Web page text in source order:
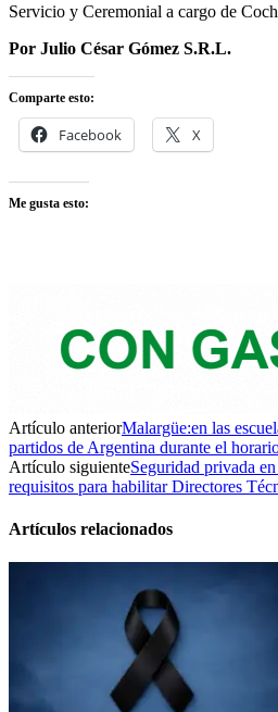
Servicio y Ceremonial a cargo de
Por Julio César Gómez S.R.L.
Comparte esto:
Facebook X
Me gusta esto:
Artículo anteriorMalargüe:en las
partidos de Argentina durante el
Artículo siguienteSeguridad privada
requisitos para habilitar Directores
Artículos relacionados